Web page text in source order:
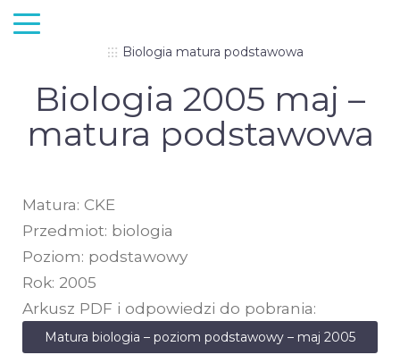
Biologia matura podstawowa
Biologia 2005 maj –
matura podstawowa
Matura: CKE
Przedmiot: biologia
Poziom: podstawowy
Rok: 2005
Arkusz PDF i odpowiedzi do pobrania:
Matura biologia – poziom podstawowy – maj 2005